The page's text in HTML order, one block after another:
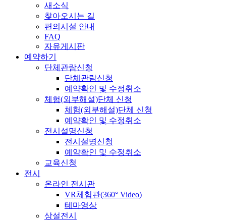
새소식
찾아오시는 길
편의시설 안내
FAQ
자유게시판
예약하기
단체관람신청
단체관람신청
예약확인 및 수정취소
체험(외부해설)단체 신청
체험(외부해설)단체 신청
예약확인 및 수정취소
전시설명신청
전시설명신청
예약확인 및 수정취소
교육신청
전시
온라인 전시관
VR체험관(360° Video)
테마영상
상설전시